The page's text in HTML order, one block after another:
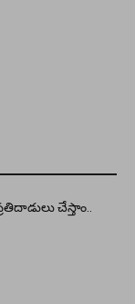
చేస్తాం..